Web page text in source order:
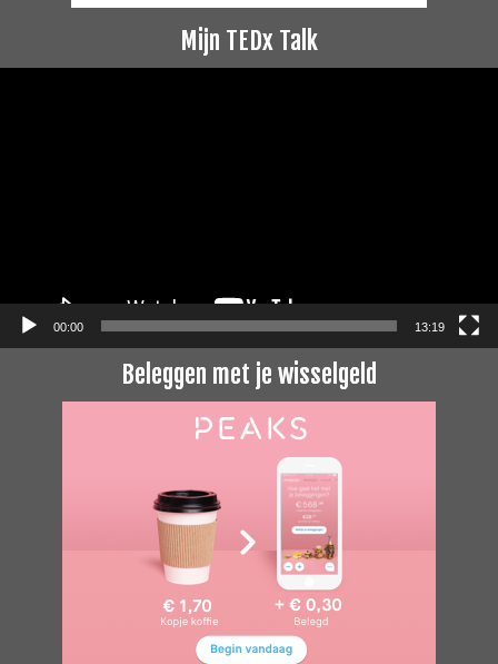
Mijn TEDx Talk
00:00 13:19
Beleggen met je wisselgeld